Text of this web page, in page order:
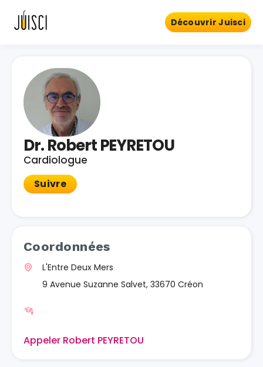
Découvrir Juisci
Dr. Robert PEYRETOU
Cardiologue
Suivre
Coordonnées
L'Entre Deux Mers
9 Avenue Suzanne Salvet, 33670 Créon
Appeler Robert PEYRETOU